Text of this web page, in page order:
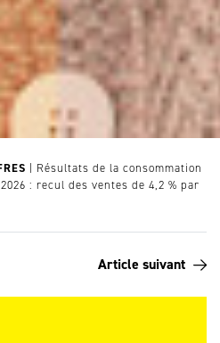
| Résultats de la consommation
: recul des ventes de 4,2 % par
Article suivant